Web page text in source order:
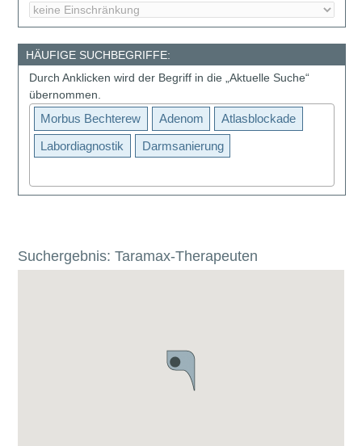
HÄUFIGE SUCHBEGRIFFE:
Durch Anklicken wird der Begriff in die „Aktuelle Suche“
übernommen.
Morbus Bechterew Adenom
Atlasblockade
Labordiagnostik
Darmsanierung
Suchergebnis: Taramax-Therapeuten